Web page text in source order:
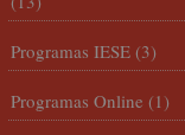
Programas IESE (3)
Programas Online (1)